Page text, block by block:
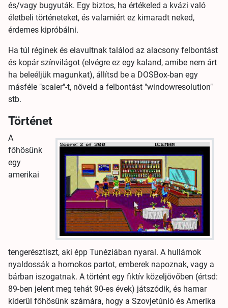
és/vagy bugyuták. Egy biztos, ha értékeled a kvázi való
életbeli történeteket, és valamiért ez kimaradt neked,
érdemes kipróbálni.
Ha túl réginek és elavultnak találod az alacsony felbontást
és kopár színvilágot (elvégre ez egy kaland, amibe nem árt
ha beleéljük magunkat), állítsd be a DOSBox-ban egy
másféle "scaler"-t, növeld a felbontást "windowresolution"
stb.
Történet
A
főhösünk
egy
amerikai
tengerésztiszt, aki épp Tunéziában nyaral. A hullámok
nyaldossák a homokos partot, emberek napoznak, vagy a
bárban iszogatnak. A történt egy fiktív közeljövőben (értsd:
89-ben jelent meg tehát 90-es évek) játszódik, és hamar
kiderül főhösünk számára, hogy a Szovjetúnió és Amerika